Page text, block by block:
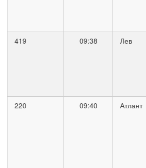
419 09:38 Лев
220 09:40 Атлант